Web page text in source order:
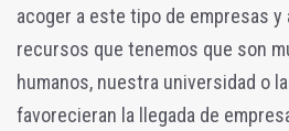
acoger a este tipo de empresas y
recursos que tenemos que son
humanos, nuestra universidad o
favorecieran la llegada de